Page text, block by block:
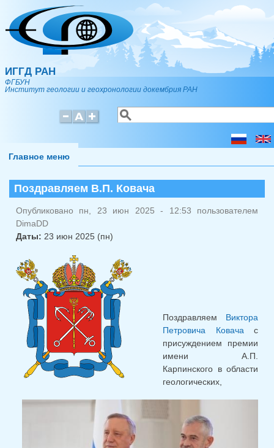
Перейти к основному содержанию
ИГГД РАН
ФГБУН
Институт геологии и геохронологии докембрия РАН
Форма поиска
Поиск
Главное меню
Поздравляем В.П. Ковача
Опубликовано пн, 23 июн 2025 - 12:53 пользователем
DimaDD
Даты: 23 июн 2025 (пн)
Поздравляем Виктора
Петровича Ковача с
присуждением премии
имени А.П.
Карпинского в области
геологических,